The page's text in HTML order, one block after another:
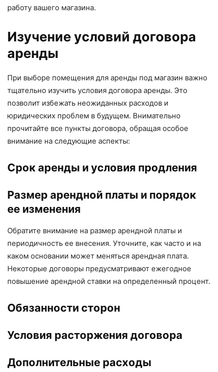
работу вашего магазина.
Изучение условий договора
аренды
При выборе помещения для аренды под магазин важно
тщательно изучить условия договора аренды. Это
позволит избежать неожиданных расходов и
юридических проблем в будущем. Внимательно
прочитайте все пункты договора, обращая особое
внимание на следующие аспекты:
Срок аренды и условия продления
Размер арендной платы и порядок
ее изменения
Обратите внимание на размер арендной платы и
периодичность ее внесения. Уточните, как часто и на
каком основании может меняться арендная плата.
Некоторые договоры предусматривают ежегодное
повышение арендной ставки на определенный процент.
Обязанности сторон
Условия расторжения договора
Дополнительные расходы